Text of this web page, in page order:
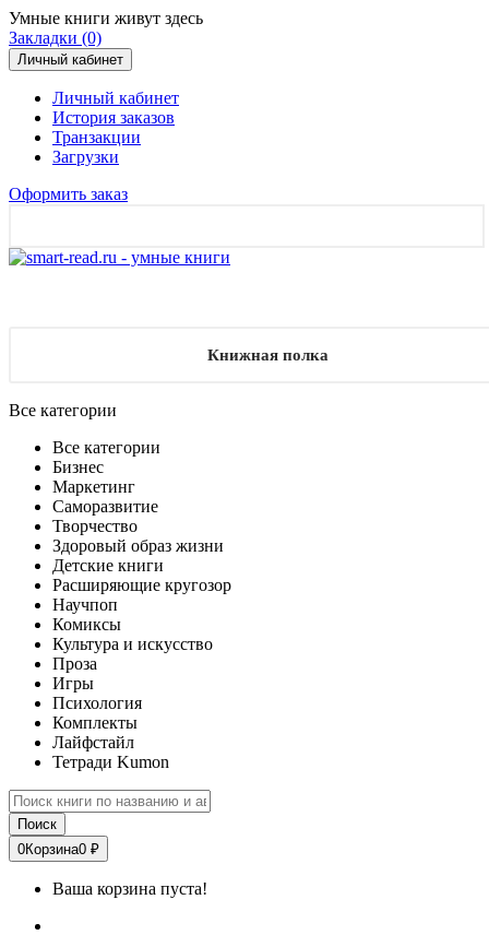
Умные книги живут здесь
Закладки (0)
Личный кабинет
Личный кабинет
История заказов
Транзакции
Загрузки
Оформить заказ
Книжная полка
Все категории
Все категории
Бизнес
Маркетинг
Саморазвитие
Творчество
Здоровый образ жизни
Детские книги
Расширяющие кругозор
Научпоп
Комиксы
Культура и искусство
Проза
Игры
Психология
Комплекты
Лайфстайл
Тетради Kumon
Поиск
0Корзина0 ₽
Ваша корзина пуста!